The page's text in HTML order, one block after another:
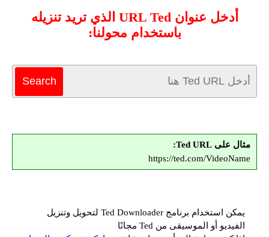
أدخل عنوان URL Ted الذي تريد تنزيله
باستخدام محولنا:
مثال على Ted URL:
https://ted.com/VideoName
يمكن استخدام برنامج Ted Downloader لتحويل وتنزيل
الفيديو أو الموسيقى من Ted مجانًا